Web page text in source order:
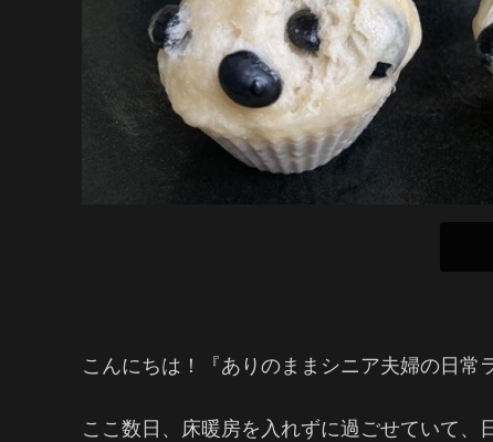
こんにちは！『ありのままシニア夫婦の日常
ここ数日、床暖房を入れずに過ごせていて、